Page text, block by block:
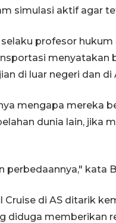
simulasi aktif agar
profesor
menyatakan
di luar negeri dan di
mengapa mereka
dunia lain, jika
perbedaannya," kata
Cruise di AS ditarik
diduga memberikan